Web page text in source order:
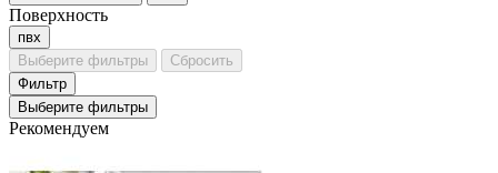
Поверхность
пвх
Выберите фильтры
Сбросить
Фильтр
Выберите фильтры
Рекомендуем